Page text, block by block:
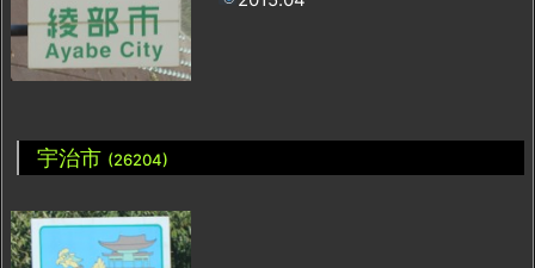
宇治市 (26204)